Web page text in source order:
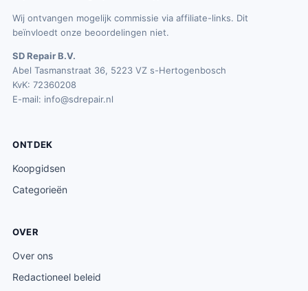
Wij ontvangen mogelijk commissie via affiliate-links. Dit
beïnvloedt onze beoordelingen niet.
SD Repair B.V.
Abel Tasmanstraat 36, 5223 VZ s-Hertogenbosch
KvK: 72360208
E-mail: info@sdrepair.nl
ONTDEK
Koopgidsen
Categorieën
OVER
Over ons
Redactioneel beleid